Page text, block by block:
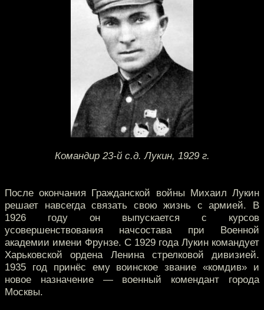
Командир 23-й с.д. Лукин, 1929 г.
После окончания Гражданской войны Михаил Лукин
решает навсегда связать свою жизнь с армией. В
1926 году он выпускается с курсов
усовершенствования начсостава при Военной
академии имени Фрунзе. С 1929 года Лукин командует
Харьковской ордена Ленина стрелковой дивизией.
1935 год принёс ему воинское звание «комдив» и
новое назначение — военный комендант города
Москвы.